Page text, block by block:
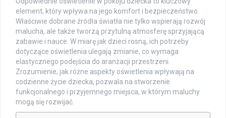
element, który wpływa na jego komfort i bezpieczeństwo.
Właściwie dobrane źródła światła nie tylko wspierają rozwój
malucha, ale także tworzą przytulną atmosferę sprzyjającą
zabawie i nauce. W miarę jak dzieci rosną, ich potrzeby
dotyczące oświetlenia ulegają zmianie, co wymaga
elastycznego podejścia do aranżacji przestrzeni.
Zrozumienie, jak różne aspekty oświetlenia wpływają na
codzienne życie dziecka, pozwala na stworzenie
funkcjonalnego i przyjemnego miejsca, w którym maluchy
mogą się rozwijać.